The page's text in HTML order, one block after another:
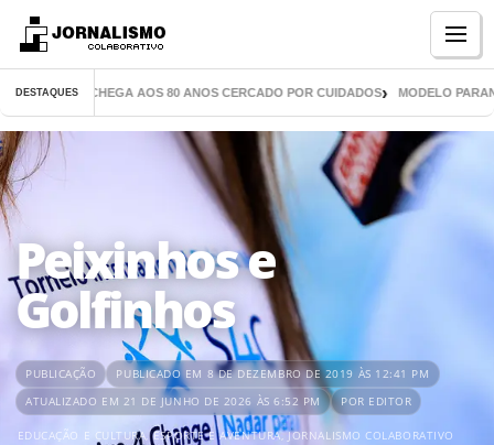
DESTAQUES
LIVROS CHEGA AOS 80 ANOS CERCADO POR CUIDADOS MODELO
Peixinhos e
Golfinhos
PUBLICAÇÃO
PUBLICADO EM 8 DE DEZEMBRO DE 2019 ÀS 12:41 PM
ATUALIZADO EM 21 DE JUNHO DE 2026 ÀS 6:52 PM
POR EDITOR
EDUCAÇÃO E CULTURA,ESPORTE E AVENTURA,JORNALISMO COLABORATIVO